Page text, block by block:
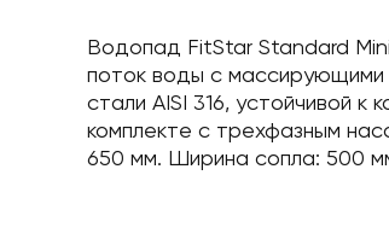
Водопад FitStar Standard
поток воды с массирующими
стали AISI 316, устойчивой
комплекте с трехфазным
650 мм. Ширина сопла: 500